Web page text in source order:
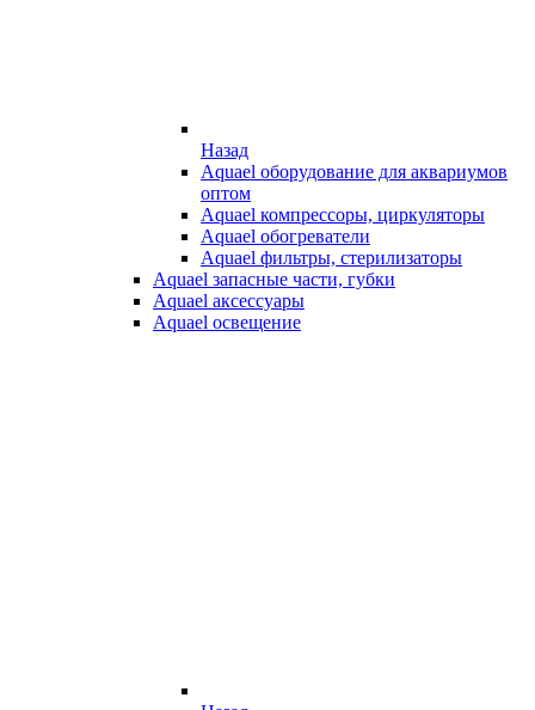
Назад
Aquael оборудование для аквариумов
оптом
Aquael компрессоры, циркуляторы
Aquael обогреватели
Aquael фильтры, стерилизаторы
Aquael запасные части, губки
Aquael аксессуары
Aquael освещение